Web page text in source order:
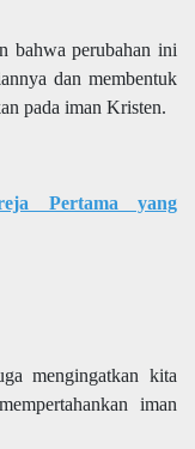
bahwa perubahan ini
dan membentuk
pada iman Kristen.
Pertama yang
mengingatkan kita
iman